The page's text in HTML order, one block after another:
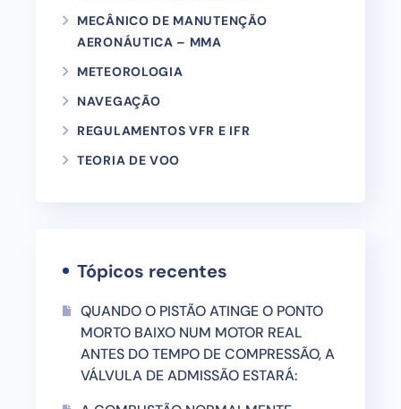
MECÂNICO DE MANUTENÇÃO
AERONÁUTICA – MMA
METEOROLOGIA
NAVEGAÇÃO
REGULAMENTOS VFR E IFR
TEORIA DE VOO
Tópicos recentes
QUANDO O PISTÃO ATINGE O PONTO
MORTO BAIXO NUM MOTOR REAL
ANTES DO TEMPO DE COMPRESSÃO, A
VÁLVULA DE ADMISSÃO ESTARÁ: